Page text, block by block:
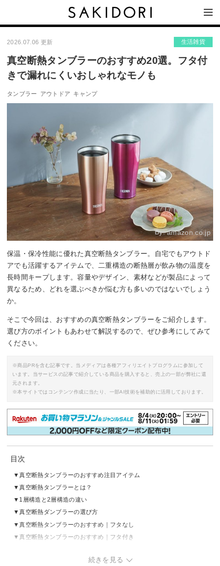
2026.07.06 更新 生活雑貨
真空断熱タンブラーのおすすめ20選。フタ付
きで漏れにくいおしゃれなモノも
タンブラー アウトドア キャンプ
By:amazon.co.jp
保温・保冷性能に優れた真空断熱タンブラー。自宅でもアウトド
アでも活躍するアイテムで、二重構造の断熱層が飲み物の温度を
長時間キープします。容量やデザイン、素材などが製品によって
異なるため、どれを選ぶべきか悩む方も多いのではないでしょう
か。
そこで今回は、おすすめの真空断熱タンブラーをご紹介します。
選び方のポイントもあわせて解説するので、ぜひ参考にしてみて
ください。
※商品PRを含む記事です。当メディアは各種アフィリエイトプログラムに参加して
います。当サービスの記事で紹介している商品を購入すると、売上の一部が弊社に還
元されます。
※本サイトではコンテンツ作成に当たり、一部AI技術を補助的に活用しております。
目次
真空断熱タンブラーのおすすめ注目アイテム
真空断熱タンブラーとは？
1層構造と2層構造の違い
真空断熱ダンブラーの選び方
真空断熱タンブラーのおすすめ｜フタなし
真空断熱タンブラーのおすすめ｜フタ付き
続きを見る